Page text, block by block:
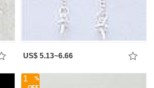
US$ 5.13~6.66
1